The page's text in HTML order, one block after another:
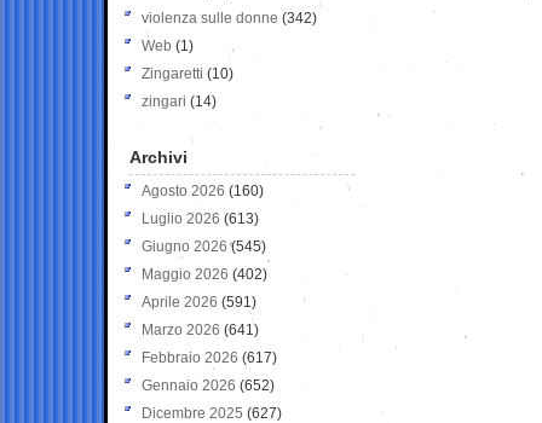
violenza sulle donne (342)
Web (1)
Zingaretti (10)
zingari (14)
Archivi
Agosto 2026 (160)
Luglio 2026 (613)
Giugno 2026 (545)
Maggio 2026 (402)
Aprile 2026 (591)
Marzo 2026 (641)
Febbraio 2026 (617)
Gennaio 2026 (652)
Dicembre 2025 (627)